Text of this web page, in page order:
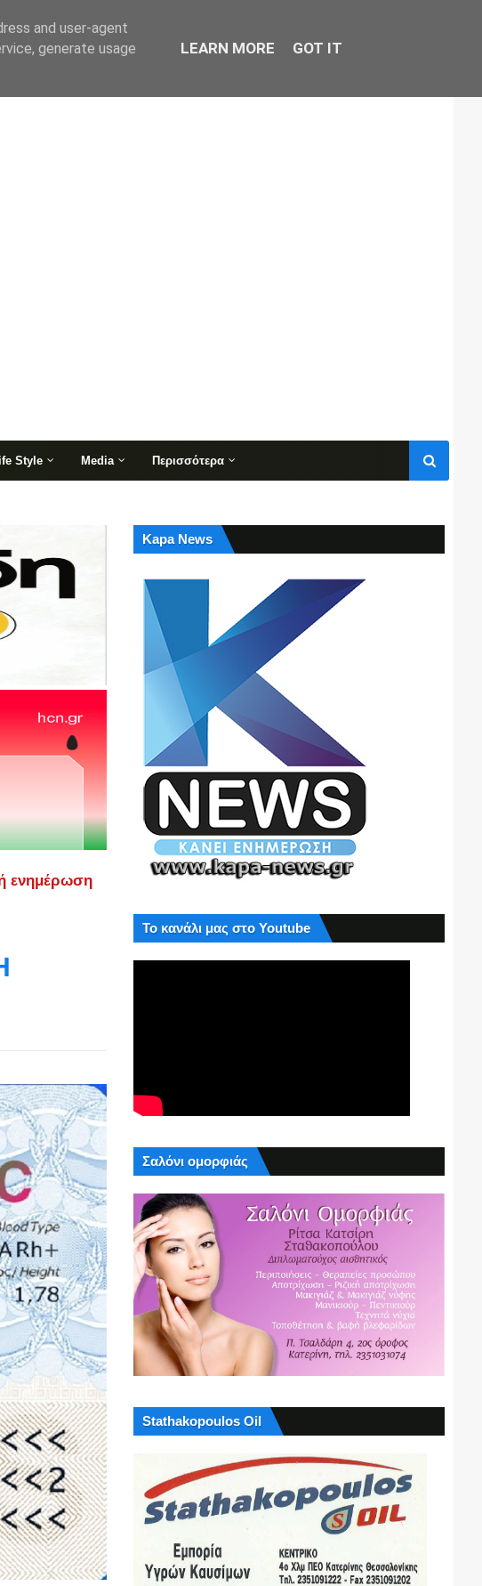
Style Media Περισσότερα
ενημέρωση
Kapa News
Το κανάλι μας στο Youtube
Σαλόνι ομορφιάς
Stathakopoulos Oil
and user-agent
generate usage
LEARN MORE GOT IT